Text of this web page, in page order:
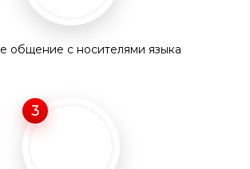
общение с носителями языка
3